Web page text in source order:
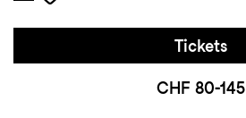
Tickets
CHF 80-145